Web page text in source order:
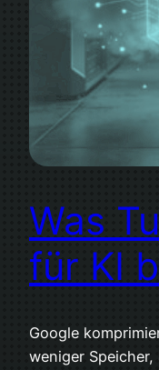
Was
für KI
Google
weniger